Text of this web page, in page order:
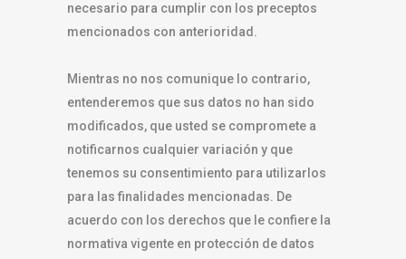
necesario para cumplir con los preceptos
mencionados con anterioridad.
Mientras no nos comunique lo contrario,
entenderemos que sus datos no han sido
modificados, que usted se compromete a
notificarnos cualquier variación y que
tenemos su consentimiento para utilizarlos
para las finalidades mencionadas. De
acuerdo con los derechos que le confiere la
normativa vigente en protección de datos